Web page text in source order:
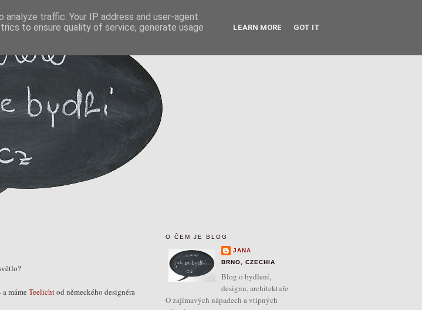
máme Teelichtod německého designéra
O ČEM JE BLOG
JANA
BRNO, CZECHIA
Blog o bydlení,
designu, architektuře.
O zajímavých nápadech a vtipných
traffic. Your IP address and user-agent
to ensure quality of service, generate usage
LEARN MORE GOT IT